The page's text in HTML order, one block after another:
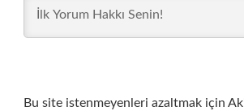
Bu site istenmeyenleri azaltmak için